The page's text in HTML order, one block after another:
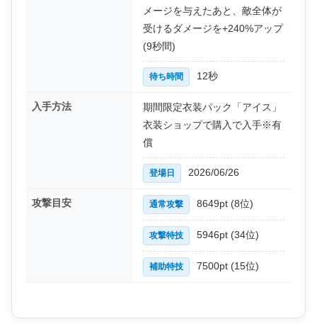
メージを与えたあと、敵全体が
受けるダメージを+240%アップ
(9秒間)
待ち時間 12秒
入手方法
期間限定衣装パック「アイス」
衣装ショップで購入で入手※有
償
登場日 2026/06/26
攻撃目安 通常攻撃 8649pt (8位)
攻撃特技 5946pt (34位)
補助特技 7500pt (15位)